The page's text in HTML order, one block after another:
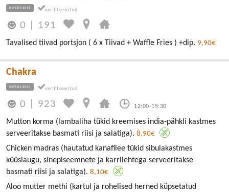
KESKLINN
0 191
Tavalised tiivad portsjon ( 6 x Tiivad + Waffle Fries ) +dip. 9,90€
Chakra
KESKLINN
0 923 12:00-15:30
Mutton korma (lambaliha tükid kreemises india-pähkli kastmes
serveeritakse basmati riisi ja salatiga). 8,90€
Chicken madras (hautatud kanafilee tükid sibulakastmes
küüslaugu, sinepiseemnete ja karrilehtega serveeritakse
basmati riisi ja salatiga). 8,10€
Aloo mutter methi (kartul ja rohelised herned küpsetatud